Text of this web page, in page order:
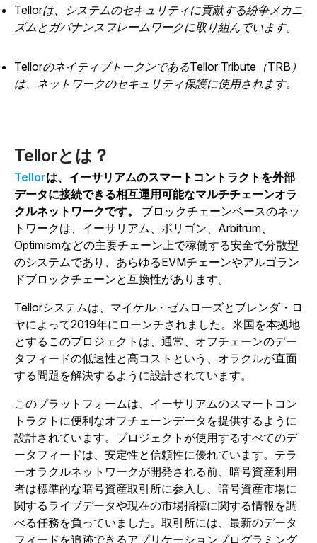
Tellorは、システムのセキュリティに貢献する紛争メカニ
ズムとガバナンスフレームワークに取り組んでいます。
TellorのネイティブトークンであるTellor Tribute（TRB）
は、ネットワークのセキュリティ保護に使用されます。
Tellorとは？
Tellorは、イーサリアムのスマートコントラクトを外部
データに接続できる相互運用可能なマルチチェーンオラ
クルネットワークです。 ブロックチェーンベースのネッ
トワークは、イーサリアム、ポリゴン、Arbitrum、
Optimismなどの主要チェーン上で稼働する安全で分散型
のシステムであり、あらゆるEVMチェーンやアルゴラン
ドブロックチェーンと互換性があります。
Tellorシステムは、マイケル・ゼムローズとブレンダ・ロ
ヤによって2019年にローンチされました。米国を本拠地
とするこのプロジェクトは、通常、オフチェーンのデー
タフィードの低速性と高コストという、オラクルが直面
する問題を解決するように設計されています。
このプラットフォームは、イーサリアムのスマートコン
トラクトに便利なオフチェーンデータを提供するように
設計されています。プロジェクトが使用するすべてのデ
ータフィードは、安定性と信頼性に優れています。テラ
ーオラクルネットワークが開発される前、暗号資産利用
者は標準的な暗号資産取引所に参入し、暗号資産市場に
関するライブデータや現在の市場指標に関する情報を調
べる任務を負っていました。取引所には、最新のデータ
フィードを追跡できるアプリケーションプログラミング